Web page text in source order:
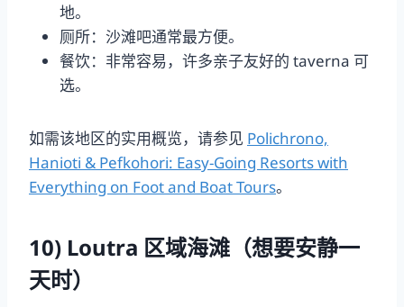
地。
厕所：沙滩吧通常最方便。
餐饮：非常容易，许多亲子友好的 taverna 可
选。
如需该地区的实用概览，请参见 Polichrono,
Hanioti & Pefkohori: Easy-Going Resorts with
Everything on Foot and Boat Tours。
10) Loutra 区域海滩（想要安静一
天时）